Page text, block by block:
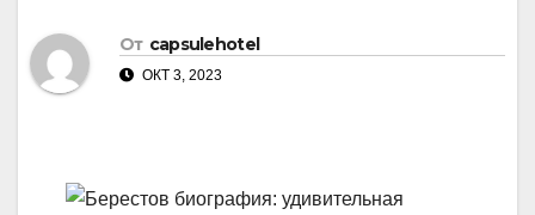
От capsulehotel
ОКТ 3, 2023